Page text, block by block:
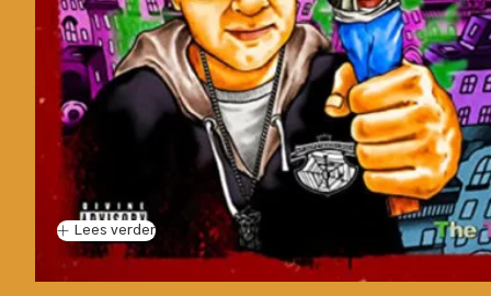
Lees verder